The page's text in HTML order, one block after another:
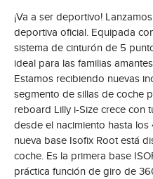
¡Va a ser deportivo!
deportiva oficial. Equipada
sistema de cinturón de 5
ideal para las familias
Estamos recibiendo nuevas
segmento de sillas de coche
reboard Lilly i-Size crece con
desde el nacimiento hasta
nueva base Isofix Root está
coche. Es la primera base
práctica función de giro de